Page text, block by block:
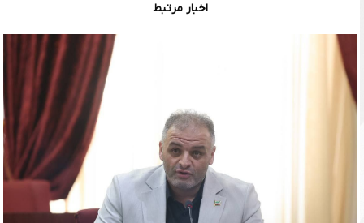
اخبار مرتبط